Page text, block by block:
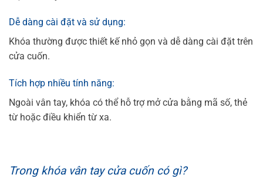
Dễ dàng cài đặt và sử dụng:
Khóa thường được thiết kế nhỏ gọn và dễ dàng cài đặt trên
cửa cuốn.
Tích hợp nhiều tính năng:
Ngoài vân tay, khóa có thể hỗ trợ mở cửa bằng mã số, thẻ
từ hoặc điều khiển từ xa.
Trong khóa vân tay cửa cuốn có gì?